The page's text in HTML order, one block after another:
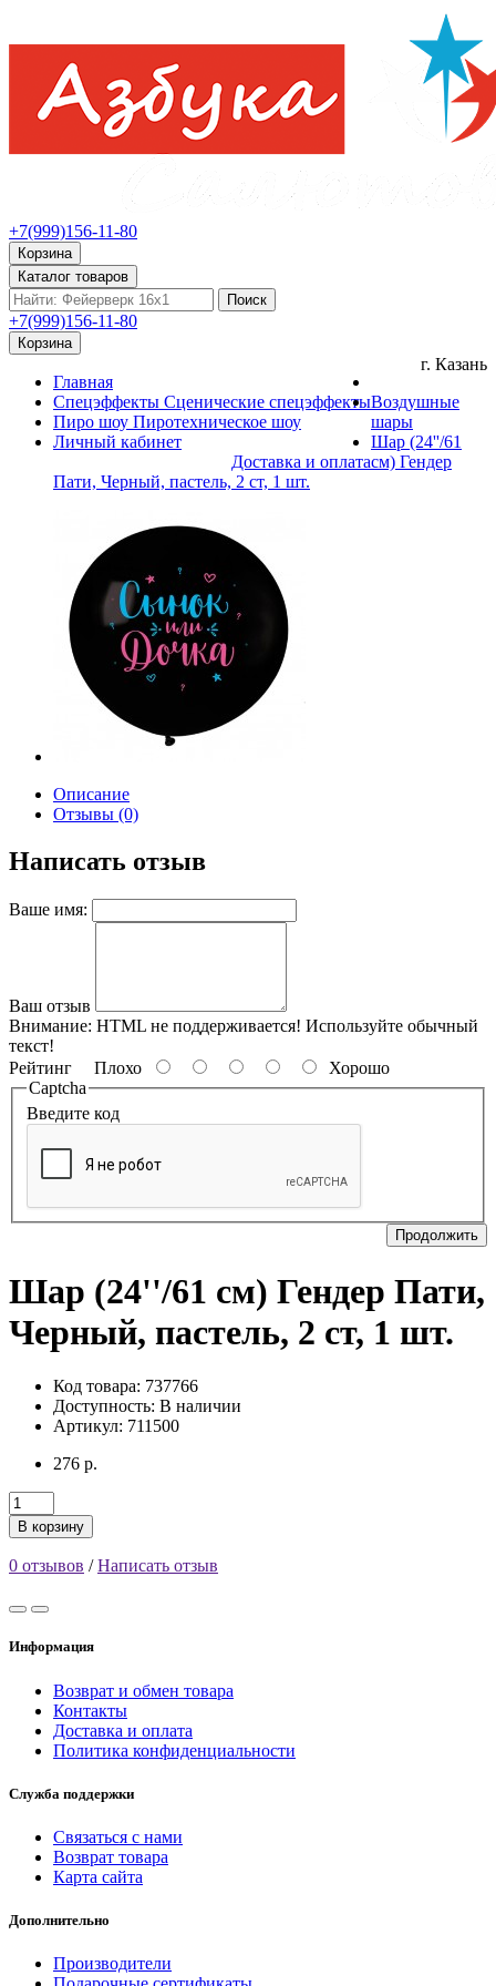
+7(999)156-11-80
Корзина
Каталог товаров
Поиск
+7(999)156-11-80
Корзина
Главная
Спецэффекты Сценические спецэффекты
Пиро шоу Пиротехническое шоу
Личный кабинет
Доставка и оплата
г. Казань
Воздушные
шары
Шар (24''/61
см) Гендер
Пати, Черный, пастель, 2 ст, 1 шт.
Описание
Отзывы (0)
Написать отзыв
Ваше имя:
Ваш отзыв
Внимание: HTML не поддерживается! Используйте обычный
текст!
Рейтинг Плохо
Хорошо
Captcha
Введите код
Продолжить
Шар (24''/61 см) Гендер Пати,
Черный, пастель, 2 ст, 1 шт.
Код товара: 737766
Доступность: В наличии
Артикул: 711500
276 р.
В корзину
0 отзывов /Написать отзыв
Информация
Возврат и обмен товара
Контакты
Доставка и оплата
Политика конфиденциальности
Служба поддержки
Связаться с нами
Возврат товара
Карта сайта
Дополнительно
Производители